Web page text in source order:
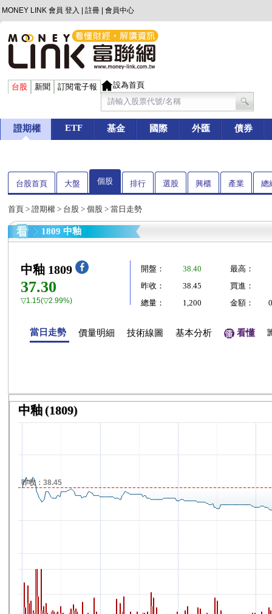
MONEY LINK 會員 登入 註冊 會員中心
台股 新聞 訂閱電子報 設為首頁
證期權 ETF 基金 國際 外匯 債券
台股首頁 大盤 個股 排行 選股 興櫃 產業 總
首頁 > 證期權 > 台股 > 個股 > 當日走勢
1809 中釉
中釉 1809
37.30
▽1.15(▽2.99%)
開盤： 38.40
最高：
昨收：
38.45
買進：
總量：
1,200 金額：
當日走勢 價量明細 技術線圖 基本分析 看懂